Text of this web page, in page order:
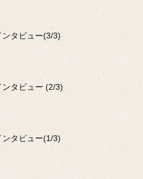
タビュー(3/3)
タビュー (2/3)
タビュー(1/3)